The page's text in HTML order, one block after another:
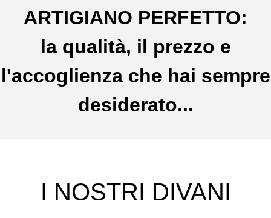
ARTIGIANO PERFETTO:
la qualità, il prezzo e
l'accoglienza che hai sempre
desiderato...
I NOSTRI DIVANI